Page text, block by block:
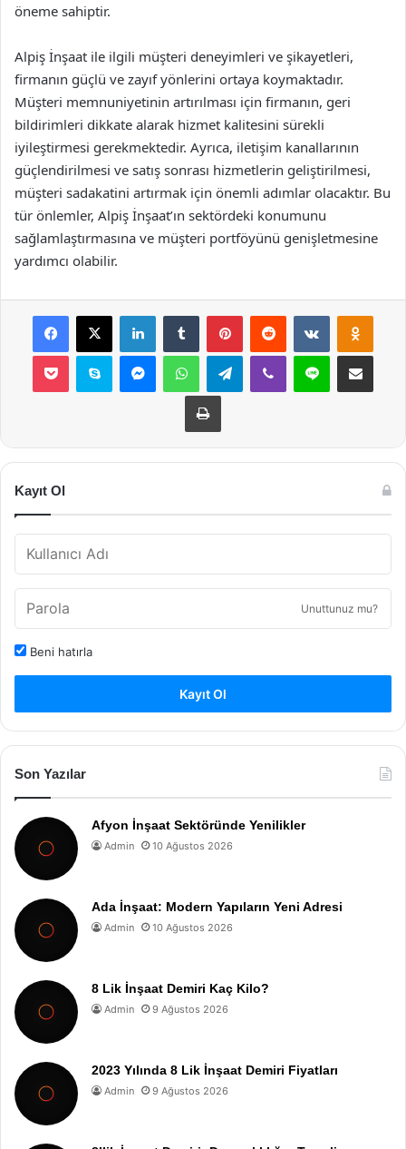
öneme sahiptir.
Alpiş İnşaat ile ilgili müşteri deneyimleri ve şikayetleri,
firmanın güçlü ve zayıf yönlerini ortaya koymaktadır.
Müşteri memnuniyetinin artırılması için firmanın, geri
bildirimleri dikkate alarak hizmet kalitesini sürekli
iyileştirmesi gerekmektedir. Ayrıca, iletişim kanallarının
güçlendirilmesi ve satış sonrası hizmetlerin geliştirilmesi,
müşteri sadakatini artırmak için önemli adımlar olacaktır. Bu
tür önlemler, Alpiş İnşaat’ın sektördeki konumunu
sağlamlaştırmasına ve müşteri portföyünü genişletmesine
yardımcı olabilir.
Facebook
X LinkedInTumblr PinterestReddit VKontakte
Pocket Skype MessengerWhatsAppTelegramViber Line E-Posta ile
Yazdır
Kayıt Ol
Unuttunuz mu?
Beni hatırla
Kayıt Ol
Son Yazılar
Afyon İnşaat Sektöründe Yenilikler
Admin 10 Ağustos 2026
Ada İnşaat: Modern Yapıların Yeni Adresi
Admin 10 Ağustos 2026
8 Lik İnşaat Demiri Kaç Kilo?
Admin 9 Ağustos 2026
2023 Yılında 8 Lik İnşaat Demiri Fiyatları
Admin 9 Ağustos 2026